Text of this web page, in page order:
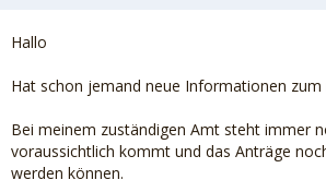
Hallo
Hat schon jemand neue Informationen zum
Bei meinem zuständigen Amt steht immer
voraussichtlich kommt und das Anträge
werden können.